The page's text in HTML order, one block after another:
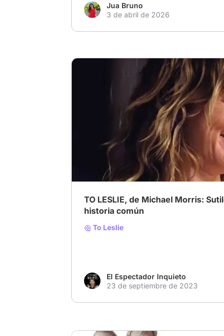
Jua Bruno
3 de abril de 2026
# Drama # Familia
TO LESLIE, de Michael Morris:
historia común
To Leslie
El Espectador Inquieto
23 de septiembre de 2023